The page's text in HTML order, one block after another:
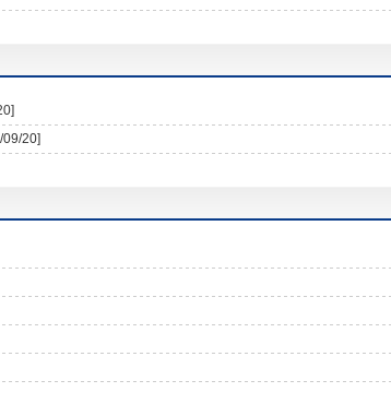
09/20]